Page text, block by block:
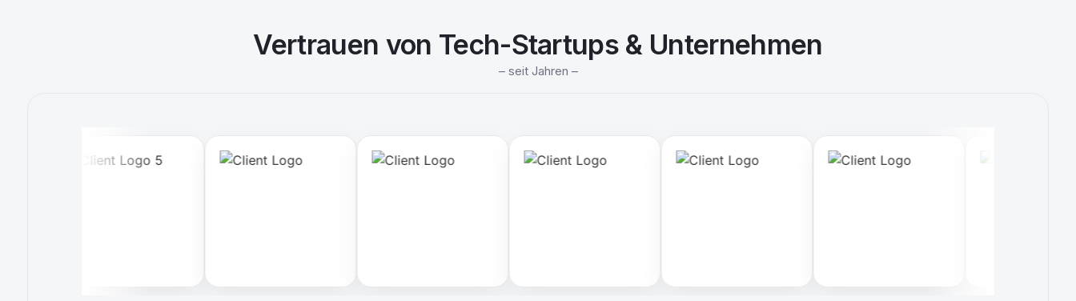
Vertrauen von Tech-Startups & Unternehmen
– seit Jahren –